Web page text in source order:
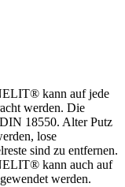
kann auf jede
werden. Die
18550. Alter Putz
lose
sind zu entfernen.
kann auch auf
werden.